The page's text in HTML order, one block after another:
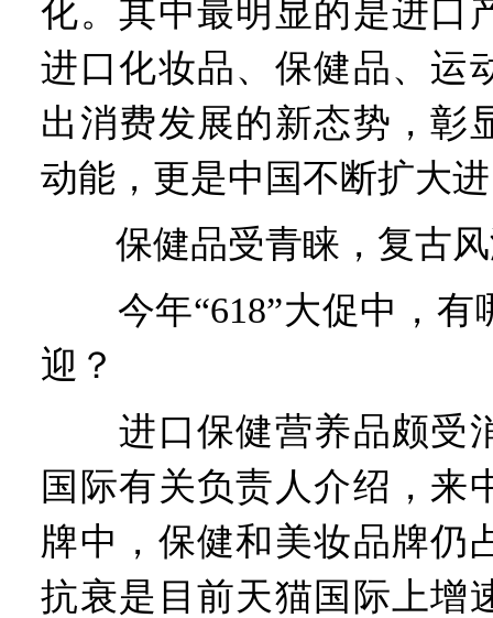
化。其中最明显的是进口
进口化妆品、保健品、运
出消费发展的新态势，彰
动能，更是中国不断扩大
保健品受青睐，复古风
今年“618”大促中，有
迎？
进口保健营养品颇受
国际有关负责人介绍，来
牌中，保健和美妆品牌仍
抗衰是目前天猫国际上增